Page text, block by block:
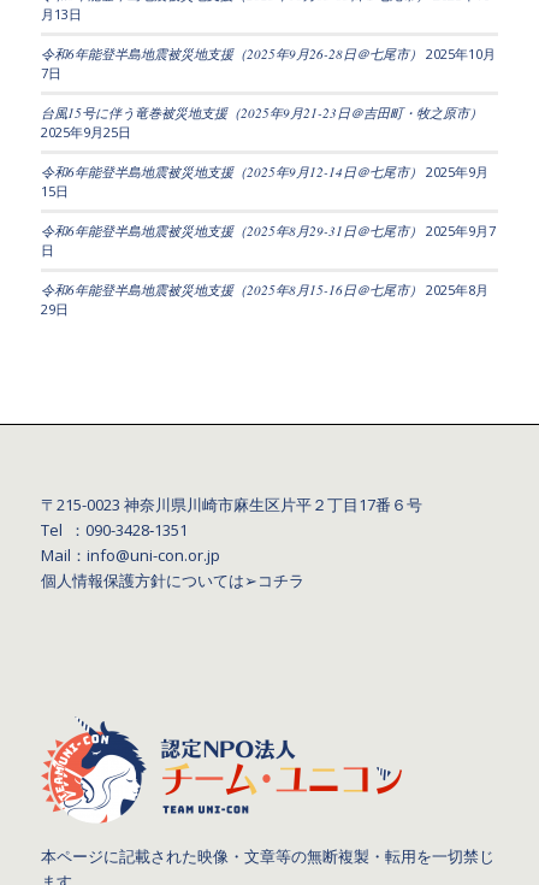
月13日
令和6年能登半島地震被災地支援（2025年9月26-28日＠七尾市） 2025年10月
7日
台風15号に伴う竜巻被災地支援（2025年9月21-23日＠吉田町・牧之原市）
2025年9月25日
令和6年能登半島地震被災地支援（2025年9月12-14日＠七尾市） 2025年9月
15日
令和6年能登半島地震被災地支援（2025年8月29-31日＠七尾市） 2025年9月7
日
令和6年能登半島地震被災地支援（2025年8月15-16日＠七尾市） 2025年8月
29日
〒215-0023 神奈川県川崎市麻生区片平２丁目17番６号
Tel ：090-3428‐1351
Mail：info@uni-con.or.jp
個人情報保護方針については➢コチラ
本ページに記載された映像・文章等の無断複製・転用を一切禁じ